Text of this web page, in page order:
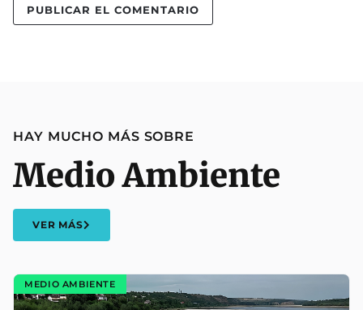
HAY MUCHO MÁS SOBRE
Medio Ambiente
VER MÁS
MEDIO AMBIENTE